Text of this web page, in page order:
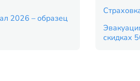
2026 – образец
скидках